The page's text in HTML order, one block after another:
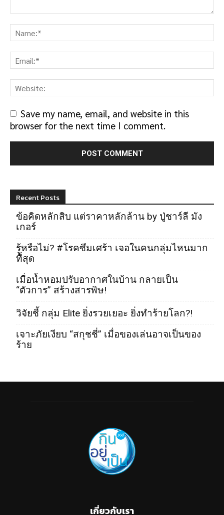
Save my name, email, and website in this
browser for the next time I comment.
Recent Posts
ข้อคิดหลักสิบ แต่ราคาหลักล้าน by ปู่ชาร์ลี มัง
เกอร์
รู้หรือไม่? #โรคซึมเศร้า เจอในคนกลุ่มไหนมาก
ที่สุด
เมื่อน้ำหอมปรับอากาศในบ้าน กลายเป็น
“ตัวการ” สร้างสารพิษ!
วิจัยชี้ กลุ่ม Elite ยิ่งรวยเยอะ ยิ่งทำร้ายโลก?!
เจาะภัยเงียบ “สกุชชี่” เมื่อของเล่นอาจเป็นของ
ร้าย
เกี่ยวกับเรา